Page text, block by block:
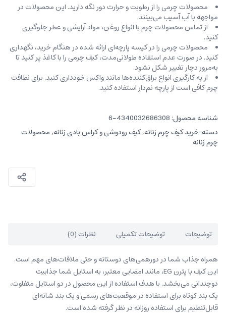
محصولات چرمی را از رطوبت و حرارت دور نگه دارید. این محصولات در
مواجهه با آب آسیب می‌بینند.
از تماس محصولات چرم با انواع روغن‌، مواد آرایشی و عطر جلوگیری
کنید.
محصولات چرمی را در کیسه‌ پارچه‌ای ارائه شده در هنگام خرید، ‌نگهداری
کنید. در صورت عدم استفاده طولانی‌مدت، کیف‌ چرمی را با کاغذ پر کنید تا
به‌مرور دچار تغییر شکل نشود.
از به کارگیری انواع براق‌کننده‌ها مانند واکس خودداری کنید. برای نظافت
چرم کافی است از پارچه‌ نم‌دار استفاده کنید.
شناسه محصول: 4340032686308-6
دسته: خرید کیف چرم زنانه,کیف رودوشی و کراس بادی زنانه,محصولات
چرم زنانه
توضیحات توضیحات تکمیلی نظرات (0)
همراه جذاب شما در دورهمی‌های دوستانه و حتی ملاقات‌های مهم است.
این کیف با پترن EG، مانند امضایی معتبر، به استایل شما جذابیت
دوچندانی می‌بخشد. با هدف استفاده از این محصول در دو استایل متفاوت،
یک بند کوتاه برای استفاده در موقعیت‌های رسمی و یک بند شانه‌ای
قابل‌تنظیم برای استفاده روزانه در نظر گرفته‌ شده‌ است.